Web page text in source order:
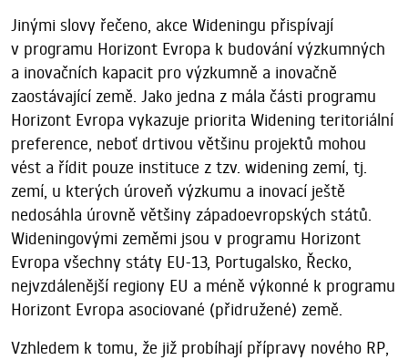
Jinými slovy řečeno, akce Wideningu přispívají
v programu Horizont Evropa k budování výzkumných
a inovačních kapacit pro výzkumně a inovačně
zaostávající země. Jako jedna z mála části programu
Horizont Evropa vykazuje priorita Widening teritoriální
preference, neboť drtivou většinu projektů mohou
vést a řídit pouze instituce z tzv. widening zemí, tj.
zemí, u kterých úroveň výzkumu a inovací ještě
nedosáhla úrovně většiny západoevropských států.
Wideningovými zeměmi jsou v programu Horizont
Evropa všechny státy EU-13, Portugalsko, Řecko,
nejvzdálenější regiony EU a méně výkonné k programu
Horizont Evropa asociované (přidružené) země.
Vzhledem k tomu, že již probíhají přípravy nového RP,